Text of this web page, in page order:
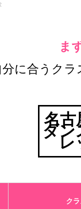
ま
分に合うクラ
名古
ダン
レ
ク